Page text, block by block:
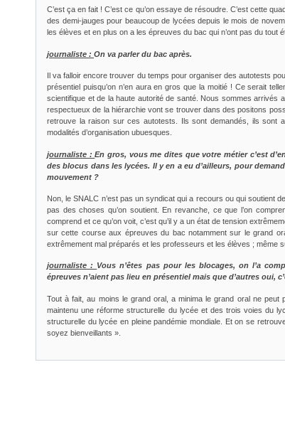
C’est ça en fait ! C’est ce qu’on essaye de résoudre. C’est cette
des demi-jauges pour beaucoup de lycées depuis le mois de
les élèves et en plus on a les épreuves du bac qui n’ont pas du tout
journaliste : On va parler du bac après.
Il va falloir encore trouver du temps pour organiser des autotests
présentiel puisqu’on n’en aura en gros que la moitié ! Ce serait
scientifique et de la haute autorité de santé. Nous sommes arrivés
respectueux de la hiérarchie vont se trouver dans des positons
retrouve la raison sur ces autotests. Ils sont demandés, ils sont
modalités d’organisation ubuesques.
journaliste :En gros, vous me dites que votre métier c’est
des blocus dans les lycées. Il y en a eu d’ailleurs, pour
mouvement ?
Non, le SNALC n’est pas un syndicat qui a recours ou qui soutient
pas des choses qu’on soutient. En revanche, ce que l’on
comprend et ce qu’on voit, c’est qu’il y a un état de tension
sur cette course aux épreuves du bac notamment sur le grand
extrêmement mal préparés et les professeurs et les élèves ; même
journaliste : Vous n’êtes pas pour les blocages, on l’a
épreuves n’aient pas lieu en présentiel mais que d’autres oui,
Tout à fait, au moins le grand oral, a minima le grand oral ne peut
maintenu une réforme structurelle du lycée et des trois voies du
structurelle du lycée en pleine pandémie mondiale. Et on se
soyez bienveillants ».